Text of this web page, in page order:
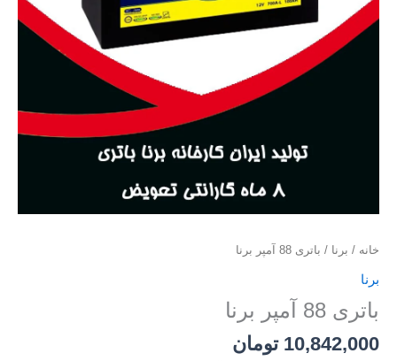
خانه / برنا / باتری 88 آمپر برنا
برنا
باتری 88 آمپر برنا
10,842,000 تومان